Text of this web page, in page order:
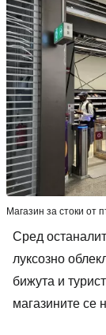
Магазин за стоки от
Сред
луксозно
бижута и
магазините се